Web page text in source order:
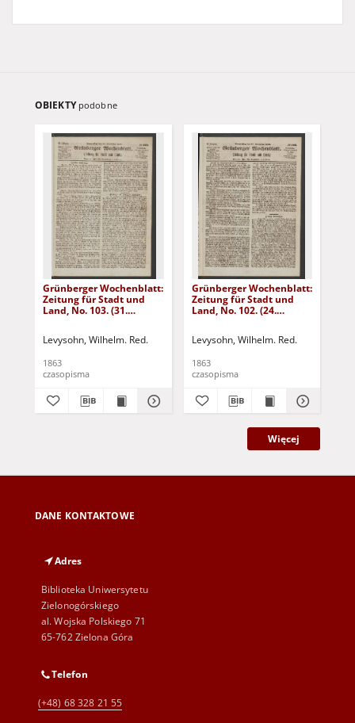
OBIEKTY podobne
Grünberger Wochenblatt:
Zeitung für Stadt und
Land, No. 103. (31.
Levysohn, Wilhelm. Red.
1863
czasopisma
Grünberger Wochenblatt:
Zeitung für Stadt und
Land, No. 102. (24.
Levysohn, Wilhelm. Red.
1863
czasopisma
Więcej
DANE KONTAKTOWE
Adres
Biblioteka Uniwersytetu
Zielonogórskiego
al. Wojska Polskiego 71
65-762 Zielona Góra
Telefon
(+48) 68 328 21 55